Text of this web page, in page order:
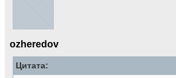
ozheredov
Цитата: